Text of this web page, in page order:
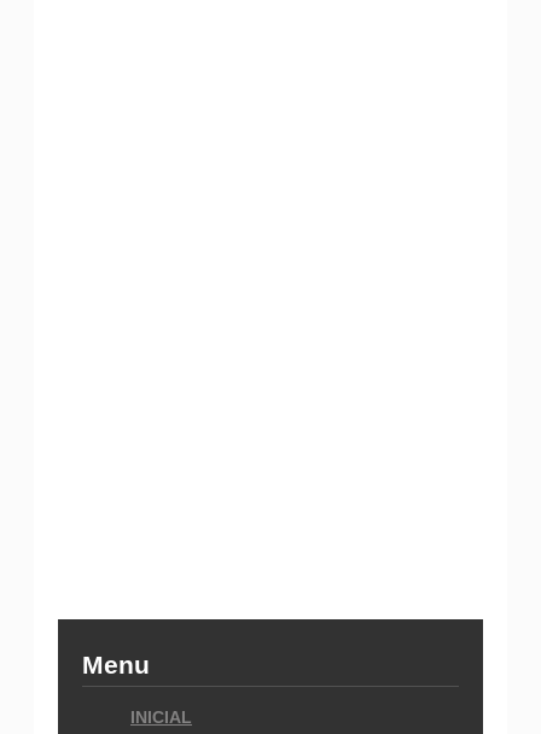
Menu
INICIAL